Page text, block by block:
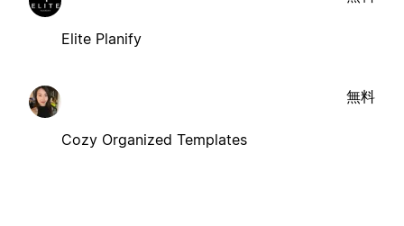
Elite Planify
Cozy Organized Templates
無料